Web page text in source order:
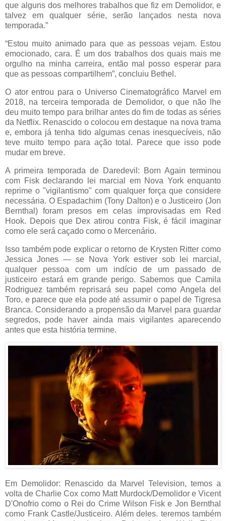
que alguns dos melhores trabalhos que fiz em Demolidor, e
talvez em qualquer série, serão lançados nesta nova
temporada.”
“Estou muito animado para que as pessoas vejam. Estou
emocionado, cara. É um dos trabalhos dos quais mais me
orgulho na minha carreira, então mal posso esperar para
que as pessoas compartilhem”, concluiu Bethel.
O ator entrou para o Universo Cinematográfico Marvel em
2018, na terceira temporada de Demolidor, o que não lhe
deu muito tempo para brilhar antes do fim de todas as séries
da Netflix. Renascido o colocou em destaque na nova trama
e, embora já tenha tido algumas cenas inesquecíveis, não
teve muito tempo para ação total. Parece que isso pode
mudar em breve.
A primeira temporada de Daredevil: Born Again terminou
com Fisk declarando lei marcial em Nova York enquanto
reprime o "vigilantismo" com qualquer força que considere
necessária. O Espadachim (Tony Dalton) e o Justiceiro (Jon
Bernthal) foram presos em celas improvisadas em Red
Hook. Depois que Dex atirou contra Fisk, é fácil imaginar
como ele será caçado como o Mercenário.
Isso também pode explicar o retorno de Krysten Ritter como
Jessica Jones — se Nova York estiver sob lei marcial,
qualquer pessoa com um indício de um passado de
justiceiro estará em grande perigo. Sabemos que Camila
Rodriguez também reprisará seu papel como Angela del
Toro, e parece que ela pode até assumir o papel de Tigresa
Branca. Considerando a propensão da Marvel para guardar
segredos, pode haver ainda mais vigilantes aparecendo
antes que esta história termine.
Em Demolidor: Renascido da Marvel Television, temos a
volta de Charlie Cox como Matt Murdock/Demolidor e Vicent
D'Onofrio como o Rei do Crime Wilson Fisk e Jon Bernthal
como Frank Castle/Justiceiro. Além deles. teremos também